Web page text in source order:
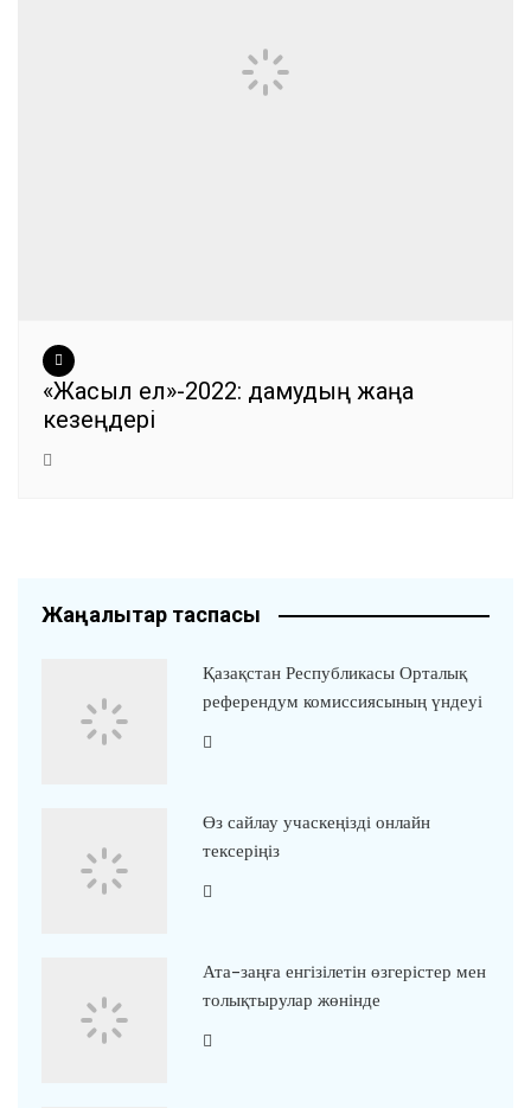
«Жасыл ел»-2022: дамудың жаңа
кезеңдері
Жаңалықтар таспасы
Қазақстан Республикасы Орталық
референдум комиссиясының үндеуі
Өз сайлау учаскеңізді онлайн
тексеріңіз
Ата-заңға енгізілетін өзгерістер мен
толықтырулар жөнінде